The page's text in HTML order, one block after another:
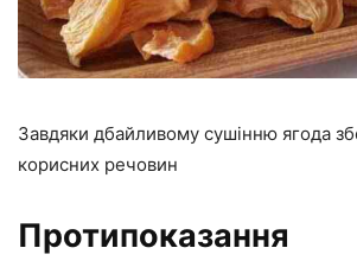
Завдяки дбайливому сушінню ягода
корисних речовин
Протипоказання